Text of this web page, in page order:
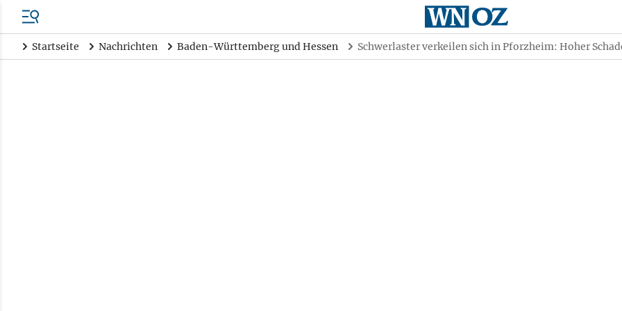
Startseite Nachrichten Baden-Württemberg und Hessen Schwerlaster verkeilen sich in Pforzheim: Hoher